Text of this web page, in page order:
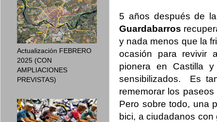
5 años después de
Guardabarros
y nada menos que la
ocasión para revivir
pionera en Castilla
sensibilizados. Es
rememorar los
Pero sobre todo, una
bici, a ciudadanos
Actualización FEBRERO
2025 (CON
AMPLIACIONES
PREVISTAS)